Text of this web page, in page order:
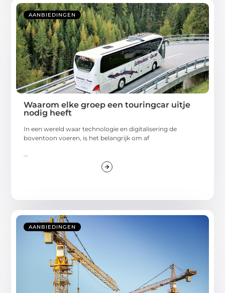
AANBIEDINGEN
Waarom elke groep een touringcar uitje
nodig heeft
In een wereld waar technologie en digitalisering de
boventoon voeren, is het belangrijk om af
...
AANBIEDINGEN